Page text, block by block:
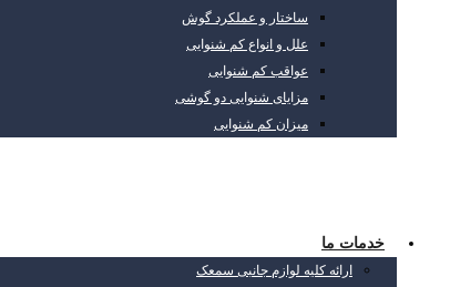
ساختار و عملکرد گوش
علل و انواع کم شنوایی
عواقب کم شنوایی
مزایای شنوایی دو گوشی
میزان کم شنوایی
خدمات ما
ارائه کلیه لوازم جانبی سمعک